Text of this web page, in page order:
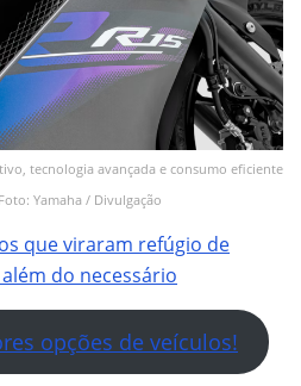
tecnologia avançada e consumo eficiente
Yamaha / Divulgação
que viraram refúgio de
do necessário
opções de veículos!